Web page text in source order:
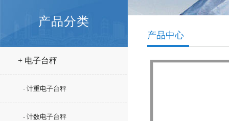
产品分类
+ 电子台秤
- 计重电子台秤
- 计数电子台秤
产品中心